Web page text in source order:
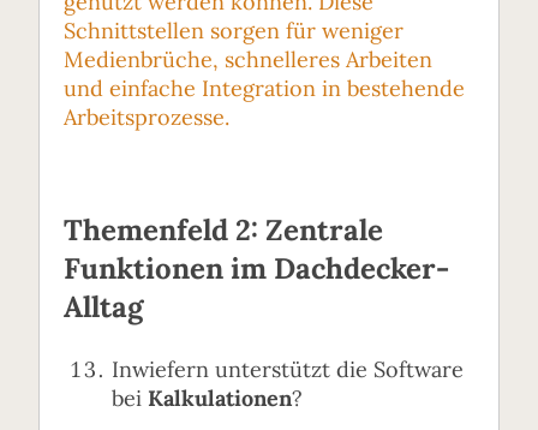
Schnittstellen sorgen für weniger
Medienbrüche, schnelleres Arbeiten
und einfache Integration in bestehende
Arbeitsprozesse.
Themenfeld 2: Zentrale
Funktionen im Dachdecker-
Alltag
Inwiefern unterstützt die Software
bei Kalkulationen?